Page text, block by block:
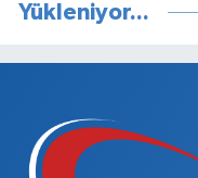
Yükleniyor...